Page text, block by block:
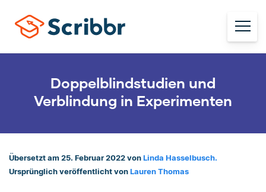
Doppelblindstudien und
Verblindung in Experimenten
Übersetzt am 25. Februar 2022 von Linda Hasselbusch.
Ursprünglich veröffentlicht von Lauren Thomas